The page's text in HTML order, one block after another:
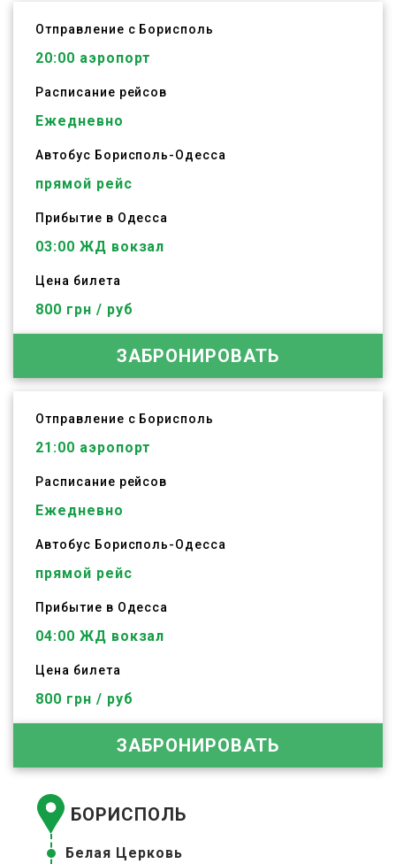
Отправление с Борисполь
20:00 аэропорт
Расписание рейсов
Ежедневно
Автобус Борисполь-Одесса
прямой рейс
Прибытие в Одесса
03:00 ЖД вокзал
Цена билета
800 грн / руб
ЗАБРОНИРОВАТЬ
Отправление с Борисполь
21:00 аэропорт
Расписание рейсов
Ежедневно
Автобус Борисполь-Одесса
прямой рейс
Прибытие в Одесса
04:00 ЖД вокзал
Цена билета
800 грн / руб
ЗАБРОНИРОВАТЬ
БОРИСПОЛЬ
Белая Церковь